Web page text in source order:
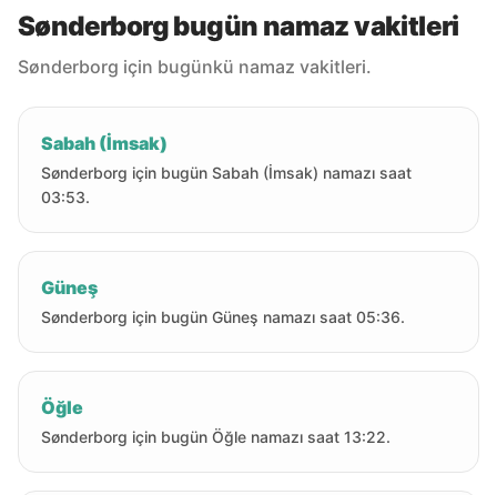
Sønderborg bugün namaz vakitleri
Sønderborg için bugünkü namaz vakitleri.
Sabah (İmsak)
Sønderborg için bugün Sabah (İmsak) namazı saat
03:53.
Güneş
Sønderborg için bugün Güneş namazı saat 05:36.
Öğle
Sønderborg için bugün Öğle namazı saat 13:22.